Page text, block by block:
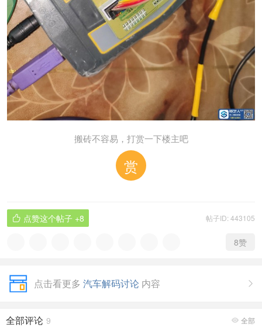
搬砖不容易，打赏一下楼主吧
赏
帖子ID: 443105
 点赞这个帖子 +8
8赞

点击看更多 汽车解码讨论 内容
 全部
全部评论 9